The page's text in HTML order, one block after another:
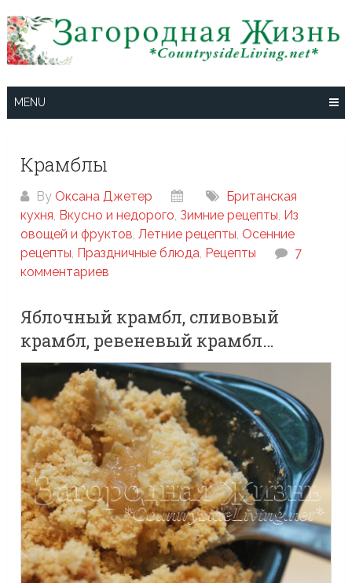
to
content
MENU
Крамблы
By Оксана Джетер
Британская
кухня, Вкусно и недорого, Зимние рецепты, Из
овощей и фруктов,Летние рецепты, Осенние
рецепты, Праздничные блюда, Рецепты
7
комментариев
Яблочный крамбл, сливовый
крамбл, ревеневый крамбл…